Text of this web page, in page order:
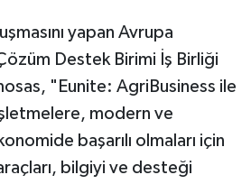
yapan Avrupa
Destek Birimi İş Birliği
"Eunite: AgriBusiness ile
modern ve
başarılı olmaları için
bilgiyi ve desteği